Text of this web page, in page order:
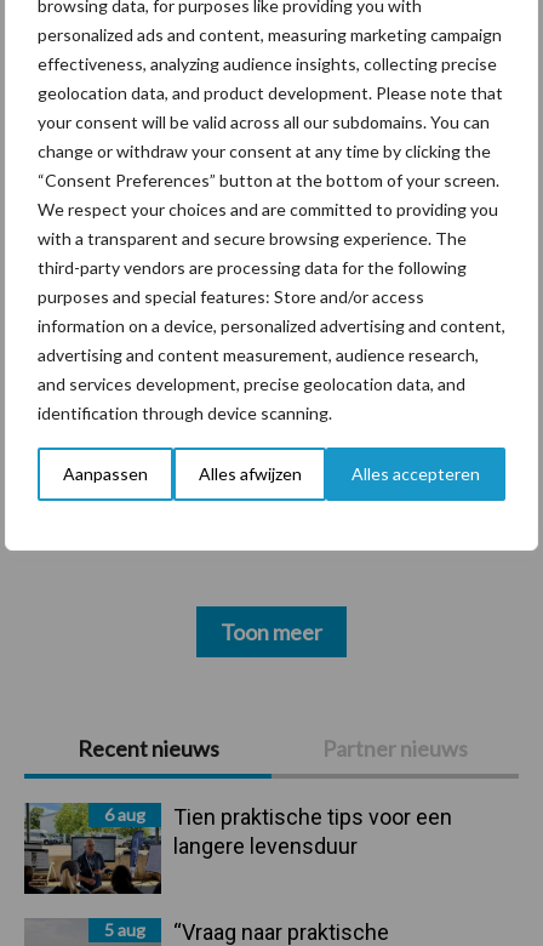
browsing data, for purposes like providing you with
personalized ads and content, measuring marketing campaign
effectiveness, analyzing audience insights, collecting precise
geolocation data, and product development. Please note that
your consent will be valid across all our subdomains. You can
change or withdraw your consent at any time by clicking the
“Consent Preferences” button at the bottom of your screen.
We respect your choices and are committed to providing you
with a transparent and secure browsing experience. The
third-party vendors are processing data for the following
purposes and special features: Store and/or access
information on a device, personalized advertising and content,
advertising and content measurement, audience research,
and services development, precise geolocation data, and
identification through device scanning.
Aanpassen Alles afwijzen Alles accepteren
Primaire
Sidebar
Recent nieuws Partner nieuws
6 aug
Tien praktische tips voor een
langere levensduur
5 aug
“Vraag naar praktische
Drie Franse bedrijven over
de grens van 14.000
kilogram melk
Themapagina's
Diergezondheid Bemesting Fokkerij
Bedrijfsnieuws
Ligbox &
Voerhekken
Toon meer